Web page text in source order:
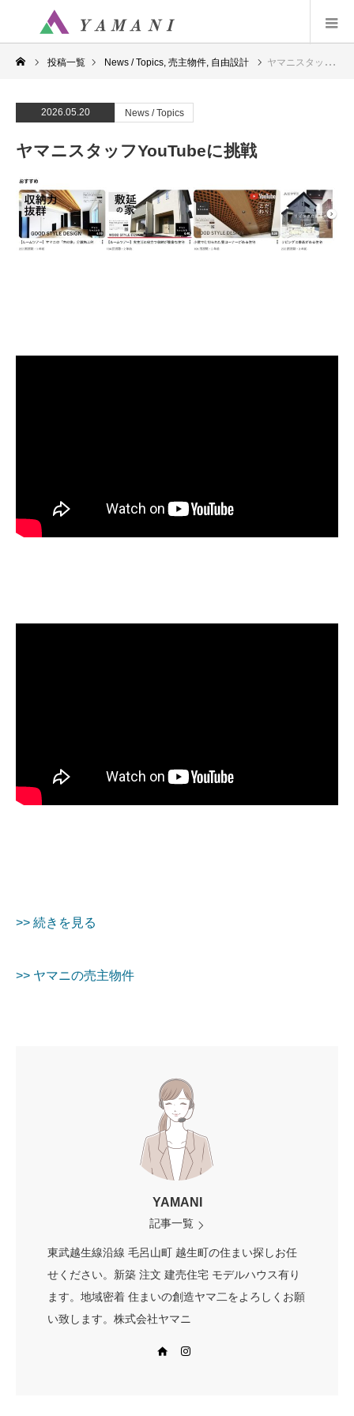
投稿一覧 News / Topics, 売主物件, 自由設計 ヤマニスタッフYouTubeに挑戦
2026.05.20 News / Topics
ヤマニスタッフYouTubeに挑戦
>> 続きを見る
>> ヤマニの売主物件
YAMANI
記事一覧
東武越生線沿線 毛呂山町 越生町の住まい探しお任
せください。新築 注文 建売住宅 モデルハウス有り
ます。地域密着 住まいの創造ヤマ二をよろしくお願
い致します。株式会社ヤマニ